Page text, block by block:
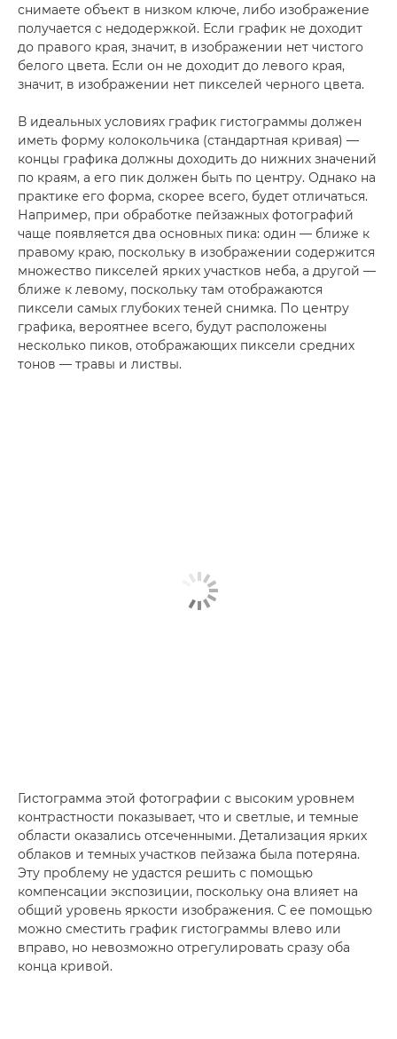
снимаете объект в низком ключе, либо изображение
получается с недодержкой. Если график не доходит
до правого края, значит, в изображении нет чистого
белого цвета. Если он не доходит до левого края,
значит, в изображении нет пикселей черного цвета.
В идеальных условиях график гистограммы должен
иметь форму колокольчика (стандартная кривая) —
концы графика должны доходить до нижних значений
по краям, а его пик должен быть по центру. Однако на
практике его форма, скорее всего, будет отличаться.
Например, при обработке пейзажных фотографий
чаще появляется два основных пика: один — ближе к
правому краю, поскольку в изображении содержится
множество пикселей ярких участков неба, а другой —
ближе к левому, поскольку там отображаются
пиксели самых глубоких теней снимка. По центру
графика, вероятнее всего, будут расположены
несколько пиков, отображающих пиксели средних
тонов — травы и листвы.
Гистограмма этой фотографии с высоким уровнем
контрастности показывает, что и светлые, и темные
области оказались отсеченными. Детализация ярких
облаков и темных участков пейзажа была потеряна.
Эту проблему не удастся решить с помощью
компенсации экспозиции, поскольку она влияет на
общий уровень яркости изображения. С ее помощью
можно сместить график гистограммы влево или
вправо, но невозможно отрегулировать сразу оба
конца кривой.